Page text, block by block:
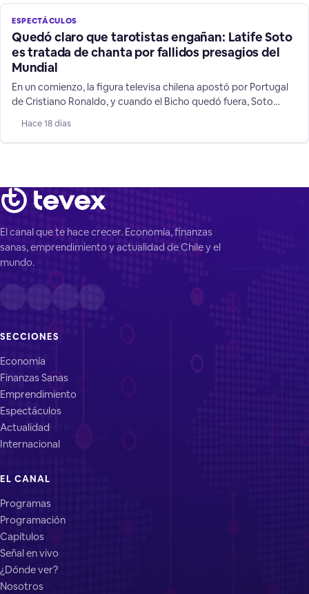
ESPECTÁCULOS
Quedó claro que tarotistas engañan: Latife Soto
es tratada de chanta por fallidos presagios del
Mundial
En un comienzo, la figura televisa chilena apostó por Portugal
de Cristiano Ronaldo, y cuando el Bicho quedó fuera, Soto
rubro de supuestos "videntes".
Hace 18 días
El canal que te hace crecer. Economía, finanzas
sanas, emprendimiento y actualidad de Chile y el
mundo.
SECCIONES
Economía
Finanzas Sanas
Emprendimiento
Espectáculos
Actualidad
Internacional
EL CANAL
Programas
Programación
Capítulos
Señal en vivo
¿Dónde ver?
Nosotros